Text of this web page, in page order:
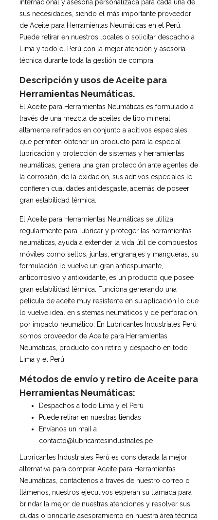
internacional y asesoría personalizada para cada una de
sus necesidades, siendo el más importante proveedor
de Aceite para Herramientas Neumáticas en el Perú.
Puede retirar en nuestros locales o solicitar despacho a
Lima y todo el Perú con la mejor atención y asesoría
técnica durante toda la gestión de compra.
Descripción y usos de Aceite para
Herramientas Neumáticas.
El Aceite para Herramientas Neumáticas es formulado a
través de una mezcla de aceites de tipo mineral
altamente refinados en conjunto a aditivos especiales
que permiten obtener un producto para la especial
lubricación y protección de sistemas y herramientas
neumáticas, genera una gran protección ante agentes de
la corrosión, de la oxidación, sus aditivos especiales le
confieren cualidades antidesgaste, además de poseer
gran estabilidad térmica.
El Aceite para Herramientas Neumáticas se utiliza
regularmente para lubricar y proteger las herramientas
neumáticas, ayuda a extender la vida útil de compuestos
móviles como sellos, juntas, engranajes y mangueras, su
formulación lo vuelve un gran antiespumante,
anticorrosivo y antioxidante, es un producto que posee
gran estabilidad térmica. Funciona generando una
película de aceite muy resistente en su aplicación lo que
lo vuelve ideal en sistemas neumáticos y de perforación
por impacto neumático. En Lubricantes Industriales Perú
somos proveedor de Aceite para Herramientas
Neumáticas, producto con retiro y despacho en todo
Lima y el Perú.
Métodos de envío y retiro de Aceite para
Herramientas Neumáticas:
Despachos a todo Lima y el Perú
Puede retirar en nuestras tiendas
Envíanos un mail a
contacto@lubricantesindustriales.pe
Lubricantes Industriales Perú es considerada la mejor
alternativa para comprar Aceite para Herramientas
Neumáticas, contáctenos a través de nuestro correo o
llámenos, nuestros ejecutivos esperan su llamada para
brindar la mejor de nuestras atenciones y resolver sus
dudas o brindarle asesoramiento en nuestra área técnica